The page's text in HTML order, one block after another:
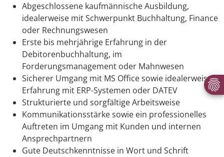
Abgeschlossene kaufmännische Ausbildung,
idealerweise mit Schwerpunkt Buchhaltung, Finance
oder Rechnungswesen
Erste bis mehrjährige Erfahrung in der
Debitorenbuchhaltung, im
Forderungsmanagement oder Mahnwesen
Sicherer Umgang mit MS Office sowie idealerweise
Erfahrung mit ERP-Systemen oder DATEV
Strukturierte und sorgfältige Arbeitsweise
Kommunikationsstärke sowie ein professionelles
Auftreten im Umgang mit Kunden und internen
Ansprechpartnern
Gute Deutschkenntnisse in Wort und Schrift